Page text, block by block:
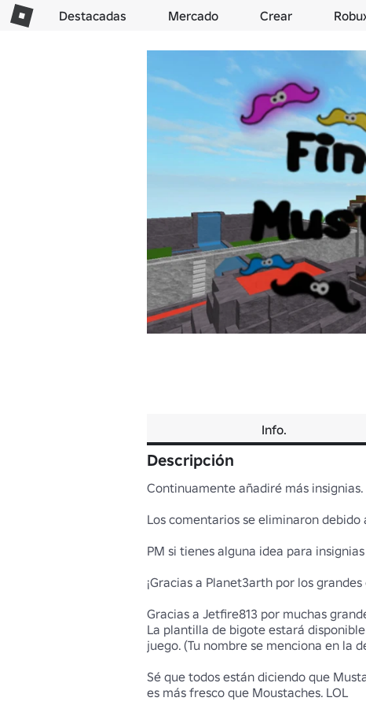
Destacadas Mercado Crear
Info.
Descripción
Continuamente añadiré más insignias.
Los comentarios se eliminaron
PM si tienes alguna idea para
¡Gracias a Planet3arth por los
Gracias a Jetfire813 por muchas
La plantilla de bigote estará
juego. (Tu nombre se menciona en la
Sé que todos están diciendo que
es más fresco que Moustaches. LOL